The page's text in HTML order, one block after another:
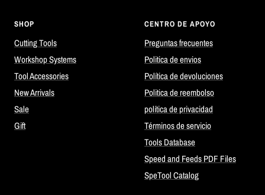
SHOP
Cutting Tools
Workshop Systems
Tool Accessories
New Arrivals
Sale
Gift
CENTRO DE APOYO
Preguntas frecuentes
Politica de envios
Política de devoluciones
Politica de reembolso
política de privacidad
Términos de servicio
Tools Database
Speed and Feeds PDF Files
SpeTool Catalog